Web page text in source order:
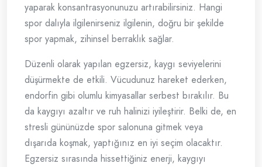
yaparak konsantrasyonunuzu artırabilirsiniz. Hangi
spor dalıyla ilgilenirseniz ilgilenin, doğru bir şekilde
spor yapmak, zihinsel berraklık sağlar.
Düzenli olarak yapılan egzersiz, kaygı seviyelerini
düşürmekte de etkili. Vücudunuz hareket ederken,
endorfin gibi olumlu kimyasallar serbest bırakılır. Bu
da kaygıyı azaltır ve ruh halinizi iyileştirir. Belki de, en
stresli gününüzde spor salonuna gitmek veya
dışarıda koşmak, yaptığınız en iyi seçim olacaktır.
Egzersiz sırasında hissettiğiniz enerji, kaygıyı